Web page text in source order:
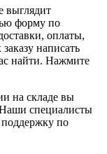
выглядит
форму по
оплаты,
написать
найти. Нажмите
на складе вы
Наши специалисты
по